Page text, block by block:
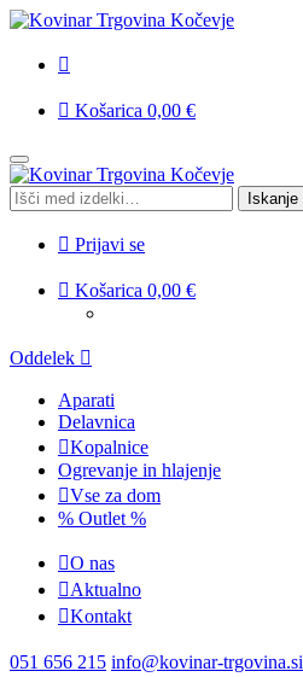
Košarica 0,00 €
Skip
to
navigation
Skip
to
content
Išči: Iskanje
Prijavi se
Košarica 0,00 €
Oddelek
Aparati
Delavnica
Kopalnice
Ogrevanje in hlajenje
Vse za dom
% Outlet %
O nas
Aktualno
Kontakt
051 656 215 info@kovinar-trgovina.si